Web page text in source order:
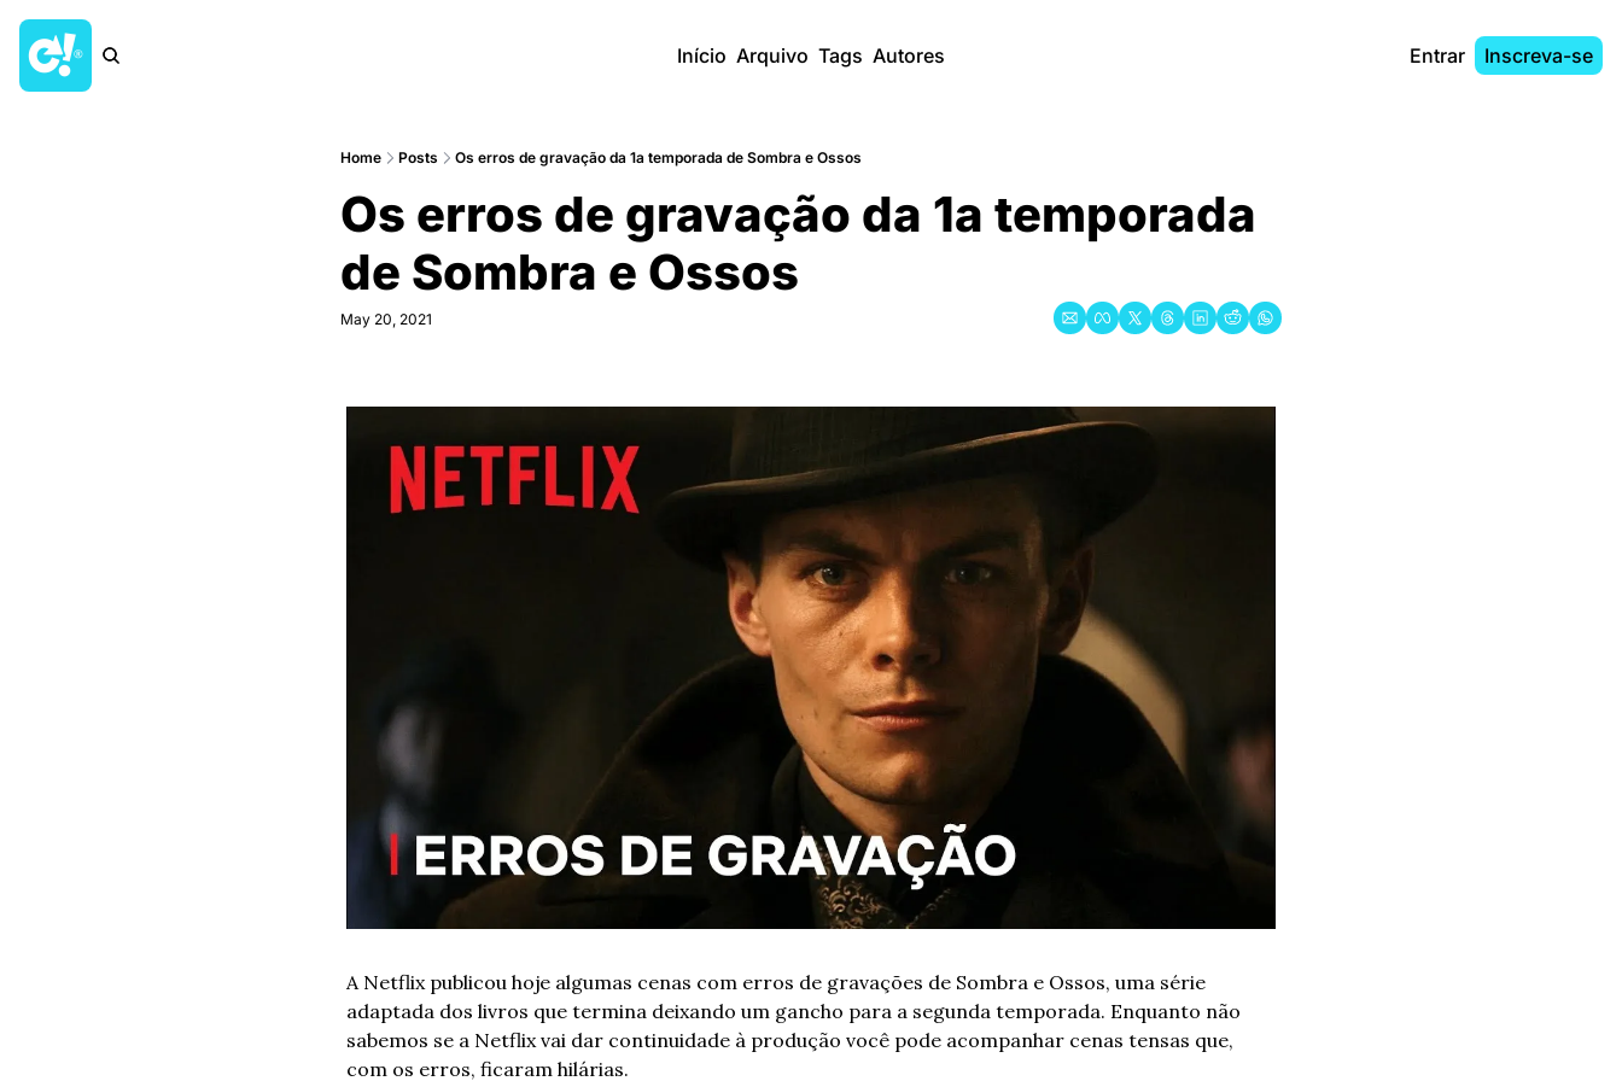
Início Arquivo Tags Autores Entrar Inscreva-se
Home Posts Os erros de gravação da 1a temporada de Sombra e Ossos
Os erros de gravação da 1a temporada
de Sombra e Ossos
May 20, 2021
A Netflix publicou hoje algumas cenas com erros de gravações de Sombra e Ossos, uma série
adaptada dos livros que termina deixando um gancho para a segunda temporada. Enquanto não
sabemos se a Netflix vai dar continuidade à produção você pode acompanhar cenas tensas que,
com os erros, ficaram hilárias.